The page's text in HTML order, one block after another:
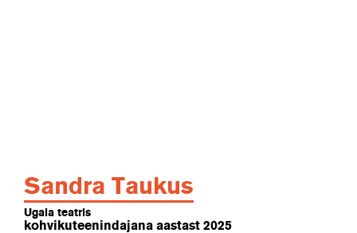
Sandra Taukus
Ugala teatris
kohvikuteenindajana aastast 2025